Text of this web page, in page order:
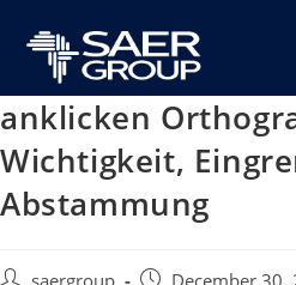
anklicken
Wichtigkeit,
Abstammung